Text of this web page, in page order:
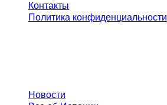
Контакты
Политика конфиденциальности
Новости